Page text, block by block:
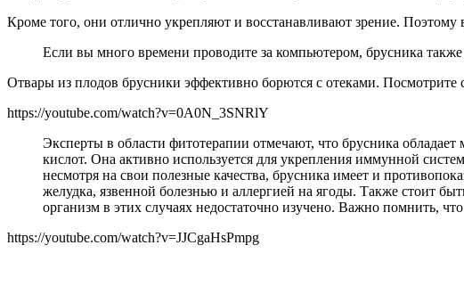
Кроме того, они отлично укрепляют и восстанавливают зрение.
Если вы много времени проводите за компьютером, брусника
Отвары из плодов брусники эффективно борются с отеками. Посмотрите
https://youtube.com/watch?v=0A0N_3SNRlY
Эксперты в области фитотерапии отмечают, что брусника
кислот. Она активно используется для укрепления иммунной
несмотря на свои полезные качества, брусника имеет и
желудка, язвенной болезнью и аллергией на ягоды. Также стоит
организм в этих случаях недостаточно изучено. Важно помнить,
https://youtube.com/watch?v=JJCgaHsPmpg